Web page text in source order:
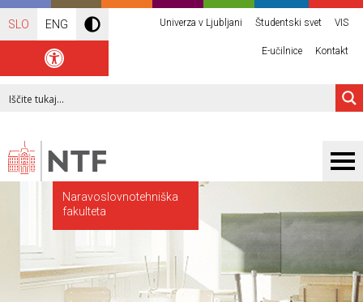
SLO ENG Univerza v Ljubljani Študentski svet VIS
E-učilnice Kontakt
Naravoslovnotehniška
fakulteta